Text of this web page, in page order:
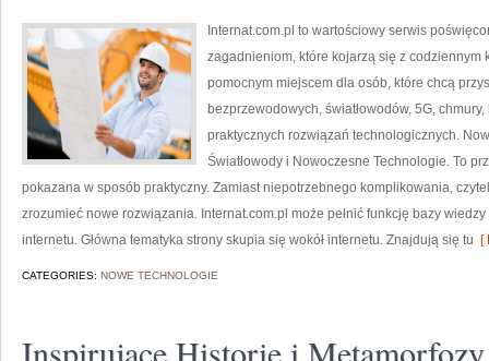
Internat.com.pl to wartościowy serwis
zagadnieniom, które kojarzą się z codziennym
pomocnym miejscem dla osób, które chcą
bezprzewodowych, światłowodów, 5G,
praktycznych rozwiązań technologicznych.
Światłowody i Nowoczesne Technologie. To
pokazana w sposób praktyczny. Zamiast niepotrzebnego komplikowania,
zrozumieć nowe rozwiązania. Internat.com.pl może pełnić funkcję bazy
internetu. Główna tematyka strony skupia się wokół internetu. Znajdują się tu [
CATEGORIES: NOWE TECHNOLOGIE
Inspirujące Historie i Metamorfozy